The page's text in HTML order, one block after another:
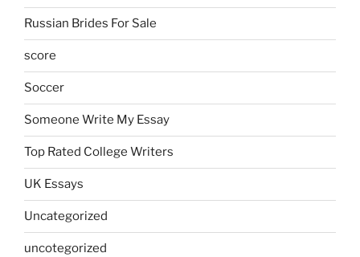
Russian Brides For Sale
score
Soccer
Someone Write My Essay
Top Rated College Writers
UK Essays
Uncategorized
uncotegorized